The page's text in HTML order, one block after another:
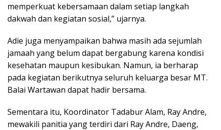
memperkuat kebersamaan dalam setiap langkah
dakwah dan kegiatan sosial,” ujarnya.
Adie juga menyampaikan bahwa masih ada sejumlah
jamaah yang belum dapat bergabung karena kondisi
kesehatan maupun kesibukan. Namun, ia berharap
pada kegiatan berikutnya seluruh keluarga besar MT.
Balai Wartawan dapat hadir bersama.
Sementara itu, Koordinator Tadabur Alam, Ray Andre,
mewakili panitia yang terdiri dari Ray Andre, Daeng,